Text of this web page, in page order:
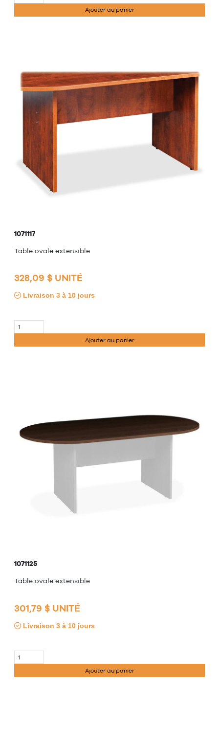
Ajouter au panier
1071117
Table ovale extensible
328,09 $ UNITÉ
Livraison 3 à 10 jours
Ajouter au panier
1071125
Table ovale extensible
301,79 $ UNITÉ
Livraison 3 à 10 jours
Ajouter au panier